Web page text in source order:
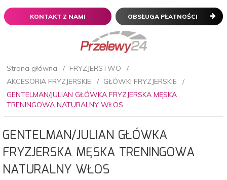
KONTAKT Z NAMI OBSŁUGA PŁATNOŚCI
Strona główna
FRYZJERSTWO
AKCESORIA FRYZJERSKIE
GŁÓWKI FRYZJERSKIE
GENTELMAN/JULIAN GŁÓWKA FRYZJERSKA MĘSKA
TRENINGOWA NATURALNY WŁOS
GENTELMAN/JULIAN GŁÓWKA
FRYZJERSKA MĘSKA TRENINGOWA
NATURALNY WŁOS